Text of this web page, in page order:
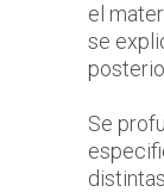
el
se
Se